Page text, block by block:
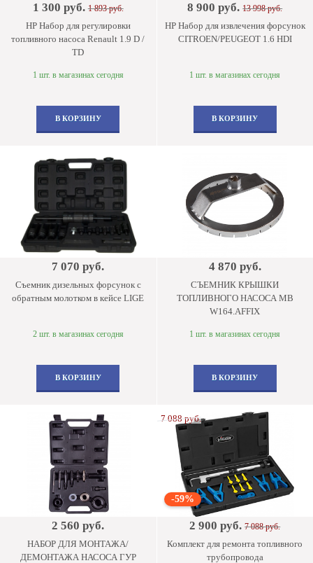
1 300 руб.1 893 руб.
HP Набор для регулировки
топливного насоса Renault 1.9 D /
TD
1 шт. в магазинах сегодня
В КОРЗИНУ
8 900 руб.13 998 руб.
HP Набор для извлечения форсунок
CITROEN/PEUGEOT 1.6 HDI
1 шт. в магазинах сегодня
В КОРЗИНУ
7 070 руб.
Съемник дизельных форсунок с
обратным молотком в кейсе LIGE
2 шт. в магазинах сегодня
В КОРЗИНУ
4 870 руб.
СЪЕМНИК КРЫШКИ
ТОПЛИВНОГО НАСОСА MB
W164.AFFIX
1 шт. в магазинах сегодня
В КОРЗИНУ
2 560 руб.
НАБОР ДЛЯ МОНТАЖА/
ДЕМОНТАЖА НАСОСА ГУР
7 088 руб.
-59%
2 900 руб.7 088 руб.
Комплект для ремонта топливного
трубопровода